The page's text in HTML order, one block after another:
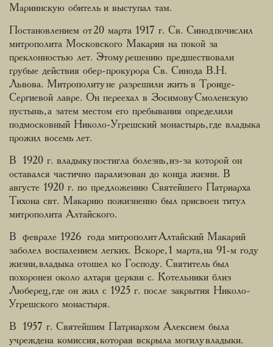
Мариинскую обитель и выступал там.
Постановлением от 20 марта 1917 г. Св. Синод почислил
митрополита Московского Макария на покой за
преклонностью лет. Этому решению предшествовали
грубые действия обер-прокурора Св. Синода В.Н.
Львова. Митрополиту не разрешили жить в Троице-
Сергиевой лавре. Он переехал в Зосимову Смоленскую
пустынь, а затем местом его пребывания определили
подмосковный Николо-Угрешский монастырь, где владыка
прожил восемь лет.
В 1920 г. владыку постигла болезнь, из-за которой он
оставался частично парализован до конца жизни. В
августе 1920 г. по предложению Святейшего Патриарха
Тихона свт. Макарию пожизненно был присвоен титул
митрополита Алтайского.
В феврале 1926 года митрополит Алтайский Макарий
заболел воспалением легких. Вскоре, 1 марта, на 91-м году
жизни, владыка отошел ко Господу. Святитель был
похоронен около алтаря церкви с. Котельники близ
Люберец, где он жил с 1925 г. после закрытия Николо-
Угрешского монастыря.
В 1957 г. Святейшим Патриархом Алексием была
учреждена комиссия, которая вскрыла могилу владыки.